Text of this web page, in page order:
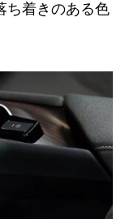
ち着きのある色